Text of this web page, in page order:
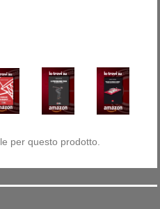
per questo prodotto.